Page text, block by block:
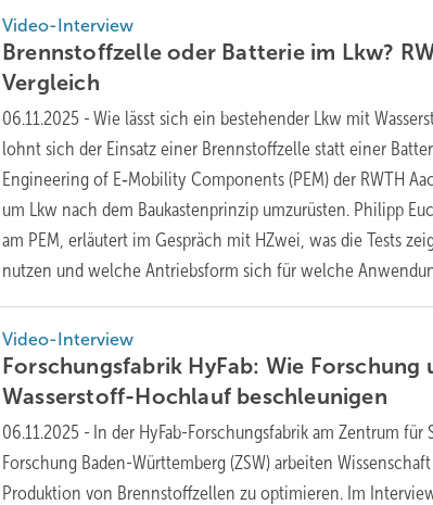
Video-Interview
Brennstoffzelle oder Batterie im Lkw?
Vergleich
06.11.2025 - Wie lässt sich ein bestehender Lkw mit
lohnt sich der Einsatz einer Brennstoffzelle statt einer
Engineering of E‑Mobility Components (PEM) der RWTH
um Lkw nach dem Baukastenprinzip umzurüsten. Philipp
am PEM, erläutert im Gespräch mit HZwei, was die Tests
nutzen und welche Antriebsform sich für welche
Video-Interview
Forschungsfabrik HyFab: Wie Forschung
Wasserstoff-Hochlauf beschleunigen
06.11.2025 - In der HyFab-Forschungsfabrik am Zentrum
Forschung Baden-Württemberg (ZSW) arbeiten
Produktion von Brennstoffzellen zu optimieren. Im Interview